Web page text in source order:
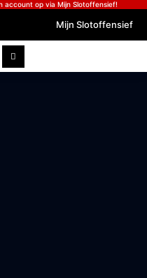
account op via Mijn Slotoffensief!
Mijn Slotoffensief